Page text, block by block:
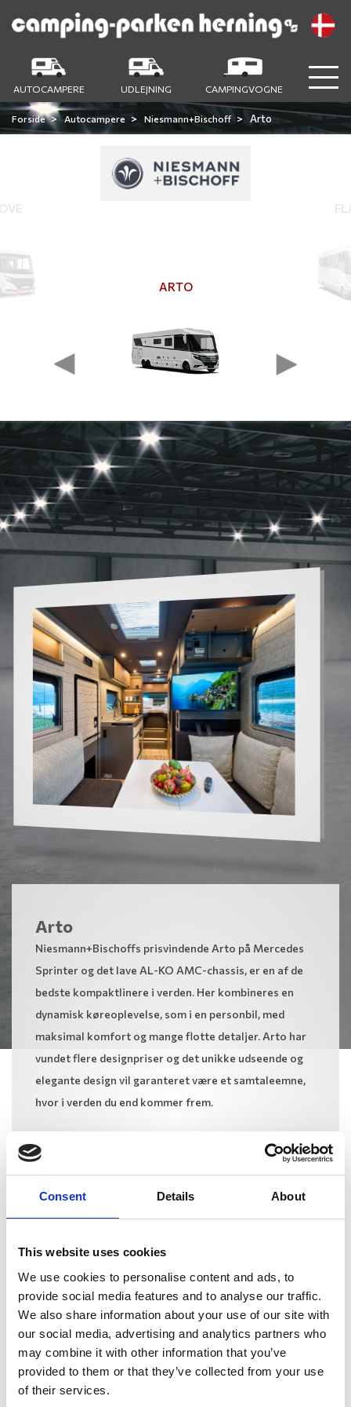
Consent Details About
This website uses cookies
We use cookies to personalise content and ads, to
provide social media features and to analyse our traffic.
We also share information about your use of our site with
our social media, advertising and analytics partners who
may combine it with other information that you’ve
provided to them or that they’ve collected from your use
of their services.
AUTOCAMPERE UDLEJNING CAMPINGVOGNE
Forside Autocampere Niesmann+Bischoff Arto
ARTO
Arto
Niesmann+Bischoffs prisvindende Arto på Mercedes
Sprinter og det lave AL-KO AMC-chassis, er en af de
bedste kompaktlinere i verden. Her kombineres en
dynamisk køreoplevelse, som i en personbil, med
maksimal komfort og mange flotte detaljer. Arto har
vundet flere designpriser og det unikke udseende og
elegante design vil garanteret være et samtaleemne,
hvor i verden du end kommer frem.